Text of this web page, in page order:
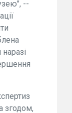
--
згодом,